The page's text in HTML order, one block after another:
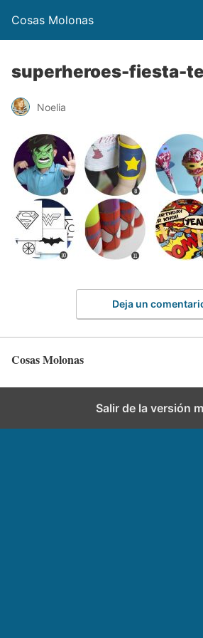
Cosas Molonas
superheroes-fiesta-
Noelia
Deja un
Cosas Molonas
Salir de la versión